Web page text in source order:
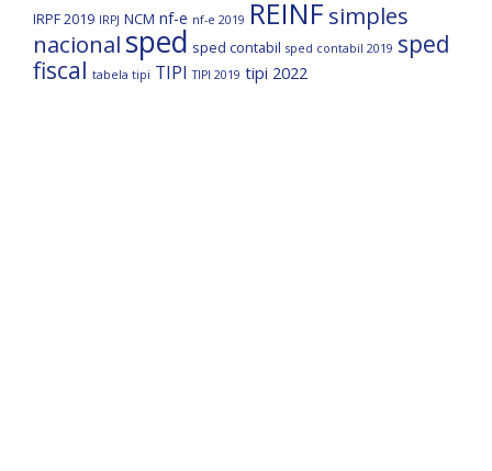
IRPF 2019 IRPJ NCM nf-e nf-e 2019 REINF simples
nacional sped sped contabil sped contabil 2019 sped
fiscal tabela tipi TIPI TIPI 2019 tipi 2022